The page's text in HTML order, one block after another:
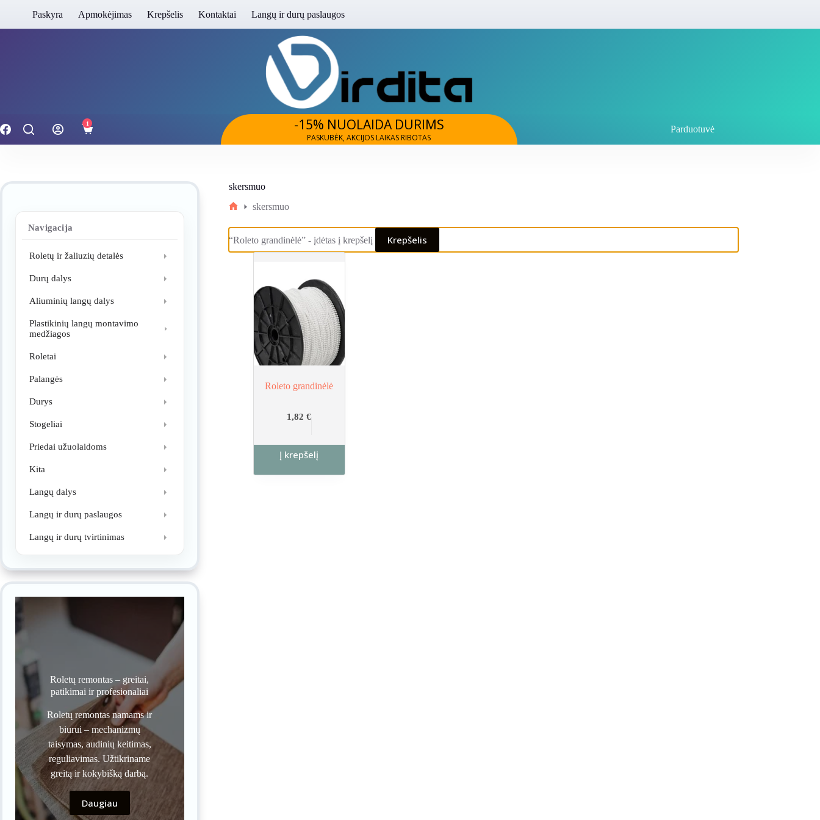
content
Paskyra Apmokėjimas Krepšelis Kontaktai Langų ir durų paslaugos
Shopping
cart
1 -15% NUOLAIDA DURIMS
PASKUBĖK, AKCIJOS LAIKAS RIBOTAS
Parduotuvė
skersmuo
skersmuo
“Roleto grandinėlė” - įdėtas į krepšelį Krepšelis
Roleto grandinėlė
1,82€
Į krepšelį
Navigacija
Roletų ir žaliuzių detalės
Durų dalys
Aliuminių langų dalys
Plastikinių langų montavimo
medžiagos
Roletai
Palangės
Durys
Stogeliai
Priedai užuolaidoms
Kita
Langų dalys
Langų ir durų paslaugos
Langų ir durų tvirtinimas
Roletų remontas – greitai,
patikimai ir profesionaliai
Roletų remontas namams ir
biurui – mechanizmų
taisymas, audinių keitimas,
reguliavimas. Užtikriname
greitą ir kokybišką darbą.
Daugiau